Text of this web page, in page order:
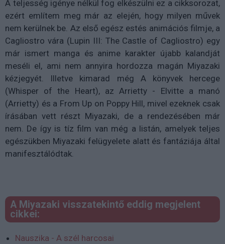
A teljesség igénye nélkül fog elkészülni ez a cikksorozat,
ezért említem meg már az elején, hogy milyen művek
nem kerülnek be. Az első egész estés animációs filmje, a
Cagliostro vára (Lupin III: The Castle of Cagliostro) egy
már ismert manga és anime karakter újabb kalandját
meséli el, ami nem annyira hordozza magán Miyazaki
kézjegyét. Illetve kimarad még A könyvek hercege
(Whisper of the Heart), az Arrietty - Elvitte a manó
(Arrietty) és a From Up on Poppy Hill, mivel ezeknek csak
írásában vett részt Miyazaki, de a rendezésében már
nem. De így is tíz film van még a listán, amelyek teljes
egészükben Miyazaki felügyelete alatt és fantáziája által
manifesztálódtak.
A Miyazaki visszatekintő eddig megjelent
cikkei:
Nauszika - A szél harcosai